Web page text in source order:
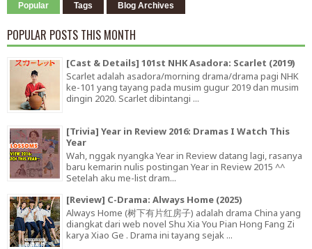
Popular Tags Blog Archives
POPULAR POSTS THIS MONTH
[Cast & Details] 101st NHK Asadora: Scarlet (2019)
Scarlet adalah asadora/morning drama/drama pagi NHK
ke-101 yang tayang pada musim gugur 2019 dan musim
dingin 2020. Scarlet dibintangi ...
[Trivia] Year in Review 2016: Dramas I Watch This
Year
Wah, nggak nyangka Year in Review datang lagi, rasanya
baru kemarin nulis postingan Year in Review 2015 ^^
Setelah aku me-list dram...
[Review] C-Drama: Always Home (2025)
Always Home (树下有片红房子) adalah drama China yang
diangkat dari web novel Shu Xia You Pian Hong Fang Zi
karya Xiao Ge . Drama ini tayang sejak ...